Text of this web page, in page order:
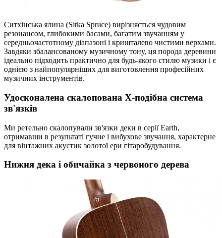
Ситхінська ялина (Sitka Spruce) вирізняється чудовим
резонансом, глибокими басами, багатим звучанням у
середньочастотному діапазоні і кришталево чистими верхами.
Завдяки збалансованому музичному тону, ця порода деревини
ідеально підходить практично для будь-якого стилю музики і є
однією з найпопулярніших для виготовлення професійних
музичних інструментів.
Удосконалена скалопована X-подібна система
зв'язків
Ми ретельно скалопували зв'язки деки в серії Earth,
отримавши в результаті гучне і вибухове звучання, характерне
для вінтажних акустик золотої ери гітаробудування.
Нижня дека і обичайка з червоного дерева